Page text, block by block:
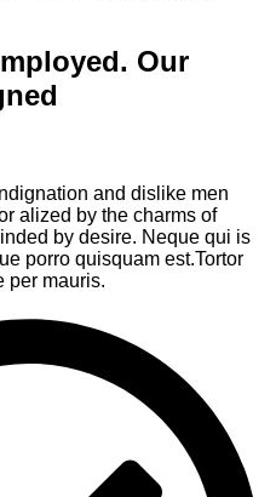
Our
and dislike men
alized by the charms of
by desire. Neque qui is
porro quisquam est.Tortor
per mauris.